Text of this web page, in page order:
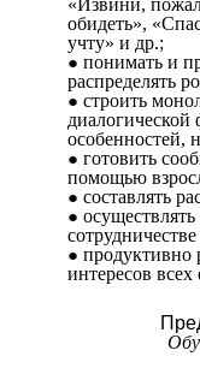
обидеть»,
учту» и др.;
понимать и
распределять
строить
особенностей,
готовить
помощью
составлять
продуктивно
интересов всех